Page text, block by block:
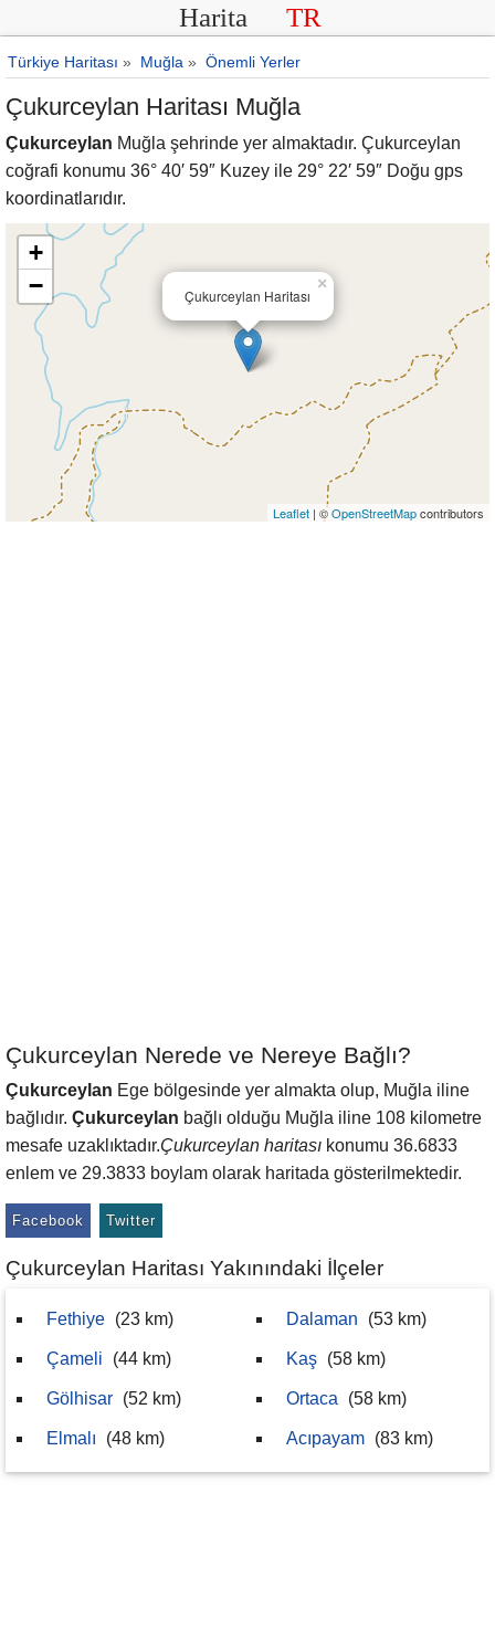
Harita TR
Türkiye Haritası » Muğla » Önemli Yerler
Çukurceylan Haritası Muğla
Çukurceylan Muğla şehrinde yer almaktadır. Çukurceylan
coğrafi konumu 36° 40′ 59″ Kuzey ile 29° 22′ 59″ Doğu gps
koordinatlarıdır.
Çukurceylan Haritası
×
+
−
Leaflet | ©OpenStreetMapcontributors
Çukurceylan Nerede ve Nereye Bağlı?
Çukurceylan Ege bölgesinde yer almakta olup, Muğla iline
bağlıdır. Çukurceylan bağlı olduğu Muğla iline 108 kilometre
mesafe uzaklıktadır.Çukurceylan haritası konumu 36.6833
enlem ve 29.3833 boylam olarak haritada gösterilmektedir.
Facebook Twitter
Çukurceylan Haritası Yakınındaki İlçeler
Fethiye (23 km)
Çameli (44 km)
Gölhisar (52 km)
Elmalı (48 km)
Dalaman (53 km)
Kaş (58 km)
Ortaca (58 km)
Acıpayam (83 km)